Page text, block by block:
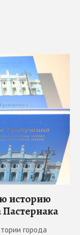
историю
города